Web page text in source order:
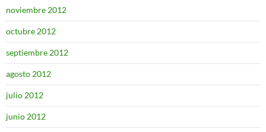
noviembre 2012
octubre 2012
septiembre 2012
agosto 2012
julio 2012
junio 2012